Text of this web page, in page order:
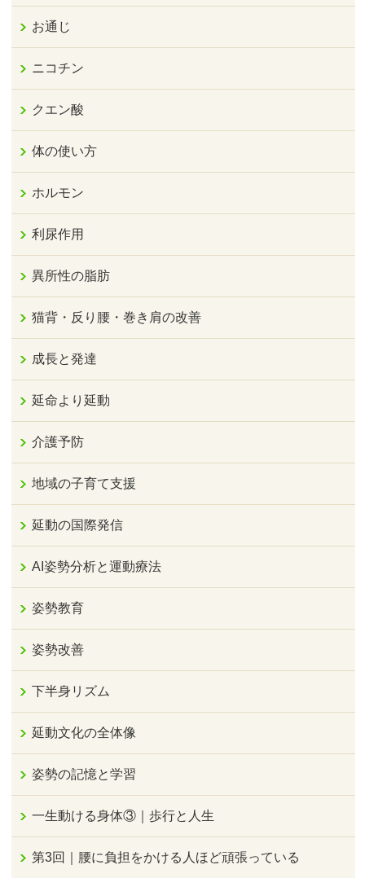
お通じ
ニコチン
クエン酸
体の使い方
ホルモン
利尿作用
異所性の脂肪
猫背・反り腰・巻き肩の改善
成長と発達
延命より延動
介護予防
地域の子育て支援
延動の国際発信
AI姿勢分析と運動療法
姿勢教育
姿勢改善
下半身リズム
延動文化の全体像
姿勢の記憶と学習
一生動ける身体③｜歩行と人生
第3回｜腰に負担をかける人ほど頑張っている